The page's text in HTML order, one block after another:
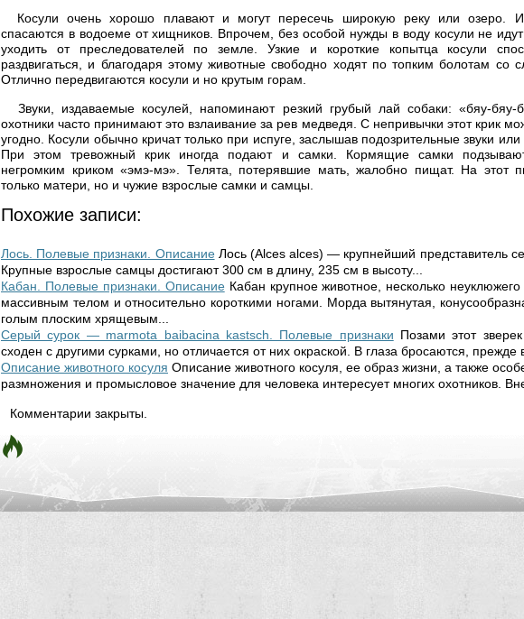
Косули очень хорошо плавают и могут пересечь широкую реку или озеро.
спасаются в водоеме от хищников. Впрочем, без особой нужды в воду косули не
уходить от преследователей по земле. Узкие и короткие копытца косули
раздвигаться, и благодаря этому животные свободно ходят по топким болотам со
Отлично передвигаются косули и но крутым горам.
Звуки, издаваемые косулей, напоминают резкий грубый лай собаки: «бяу-бяу-
охотники часто принимают это взлаивание за рев медведя. С непривычки этот крик
угодно. Косули обычно кричат только при испуге, заслышав подозрительные звуки или
При этом тревожный крик иногда подают и самки. Кормящие самки
негромким криком «эмэ-мэ». Телята, потерявшие мать, жалобно пищат. На этот
только матери, но и чужие взрослые самки и самцы.
Похожие записи:
Лось. Полевые признаки. Описание Лось (Alces alces) — крупнейший представитель
Крупные взрослые самцы достигают 300 см в длину, 235 см в высоту...
Кабан. Полевые признаки. Описание Кабан крупное животное, несколько
массивным телом и относительно короткими ногами. Морда вытянутая,
голым плоским хрящевым...
Серый сурок — marmota baibacina kastsch. Полевые признаки Позами этот
сходен с другими сурками, но отличается от них окраской. В глаза бросаются, прежде
Описание животного косуля Описание животного косуля, ее образ жизни, а также
размножения и промысловое значение для человека интересует многих охотников.
Комментарии закрыты.